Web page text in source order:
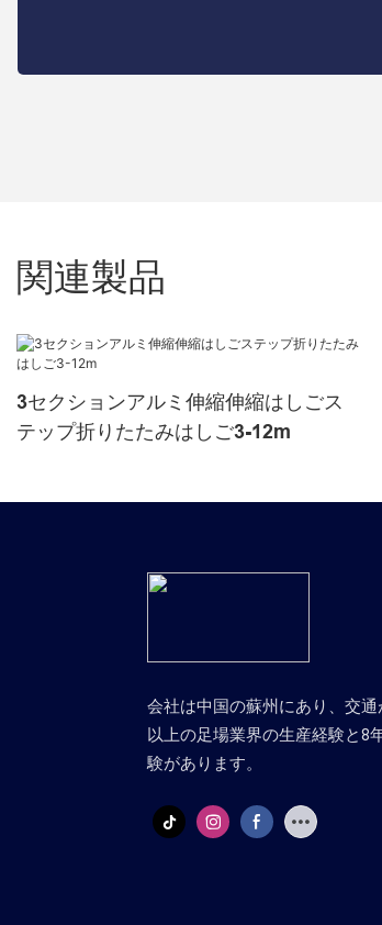
関連製品
3セクションアルミ伸縮伸縮はしごス
テップ折りたたみはしご3-12m
会社は中国の蘇州にあり、交通
以上の足場業界の生産経験と8
験があります。